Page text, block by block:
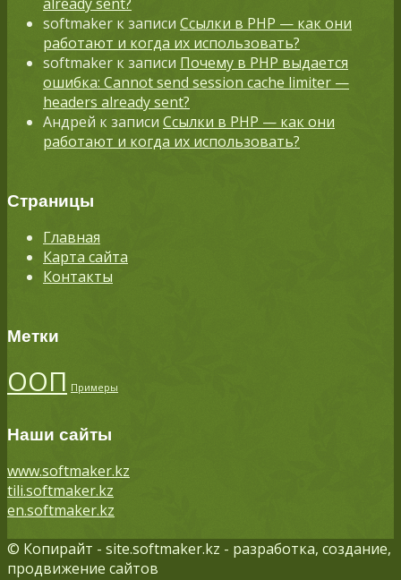
softmaker к записи Ссылки в PHP — как они
работают и когда их использовать?
softmaker к записи Почему в PHP выдается
ошибка: Cannot send session cache limiter —
headers already sent?
Андрей к записи Ссылки в PHP — как они
работают и когда их использовать?
Страницы
Главная
Карта сайта
Контакты
Метки
ООП Примеры
Наши сайты
www.softmaker.kz
tili.softmaker.kz
en.softmaker.kz
© Копирайт - site.softmaker.kz - разработка, создание,
продвижение сайтов